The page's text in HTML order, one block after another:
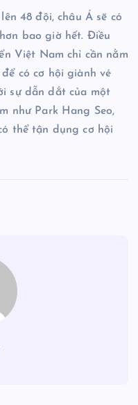
48 đội, châu Á sẽ có
bao giờ hết. Điều
Việt Nam chỉ cần nằm
có cơ hội giành vé
sự dẫn dắt của một
như Park Hang Seo,
thể tận dụng cơ hội